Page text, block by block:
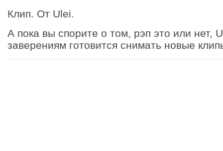
Клип. От Ulei.
А пока вы спорите о том, рэп это или нет,
заверениям готовится снимать новые